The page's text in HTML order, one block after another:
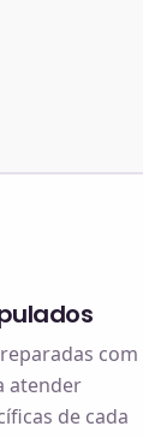
com
atender
de cada